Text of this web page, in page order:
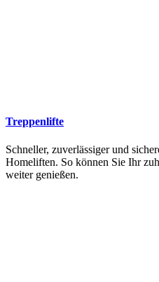
Treppenlifte
Schneller, zuverlässiger und
Homeliften. So können Sie Ihr
weiter genießen.